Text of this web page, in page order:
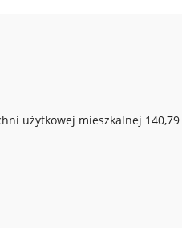
użytkowej mieszkalnej 140,79